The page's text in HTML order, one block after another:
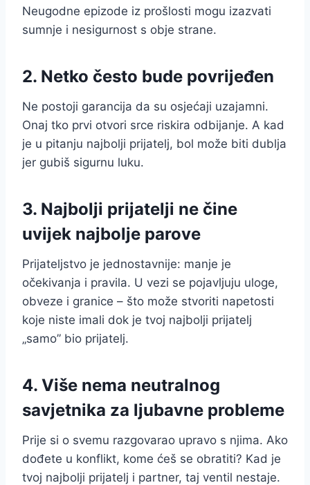
Neugodne epizode iz prošlosti mogu izazvati
sumnje i nesigurnost s obje strane.
2. Netko često bude povrijeđen
Ne postoji garancija da su osjećaji uzajamni.
Onaj tko prvi otvori srce riskira odbijanje. A kad
je u pitanju najbolji prijatelj, bol može biti dublja
jer gubiš sigurnu luku.
3. Najbolji prijatelji ne čine
uvijek najbolje parove
Prijateljstvo je jednostavnije: manje je
očekivanja i pravila. U vezi se pojavljuju uloge,
obveze i granice – što može stvoriti napetosti
koje niste imali dok je tvoj najbolji prijatelj
„samo” bio prijatelj.
4. Više nema neutralnog
savjetnika za ljubavne probleme
Prije si o svemu razgovarao upravo s njima. Ako
dođete u konflikt, kome ćeš se obratiti? Kad je
tvoj najbolji prijatelj i partner, taj ventil nestaje.